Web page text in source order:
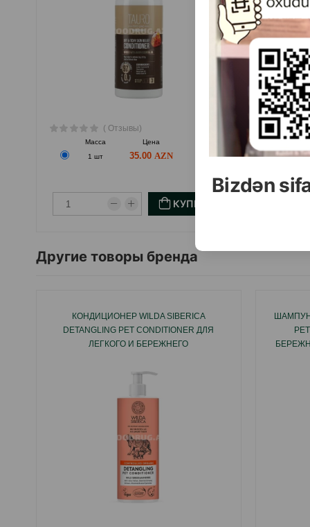
Bizdən
( Отзывы)
Масса Цена
1 шт
35.00
КУПИТЬ
Другие товоры бренда
КОНДИЦИОНЕР WILDA SIBERICA
DETANGLING PET CONDITIONER ДЛЯ
ЛЕГКОГО И БЕРЕЖНЕГО
МЛ.